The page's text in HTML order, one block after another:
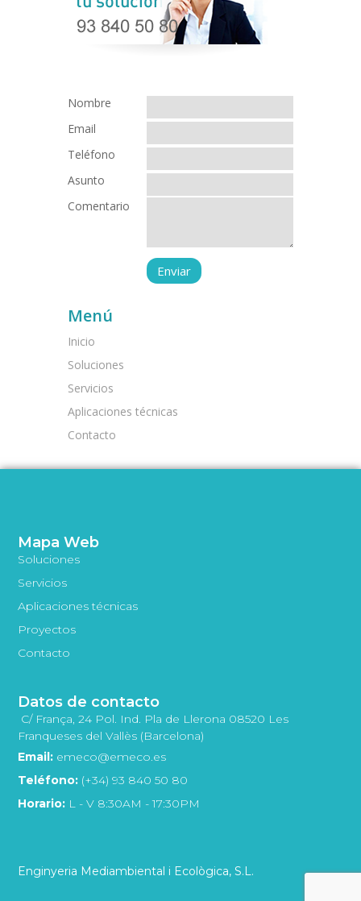
Nombre
Email
Teléfono
Asunto
Comentario
Menú
Inicio
Soluciones
Servicios
Aplicaciones técnicas
Contacto
Enginyeria Mediambiental i Ecològica, S.L.
Mapa Web
Soluciones
Servicios
Aplicaciones técnicas
Proyectos
Contacto
Datos de contacto
C/ França, 24 Pol. Ind. Pla de Llerona 08520 Les
Franqueses del Vallès (Barcelona)
Email: emeco@emeco.es
Teléfono: (+34) 93 840 50 80
Horario: L - V 8:30AM - 17:30PM